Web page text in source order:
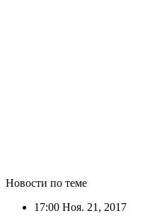
Новости по теме
17:00 Ноя. 21, 2017